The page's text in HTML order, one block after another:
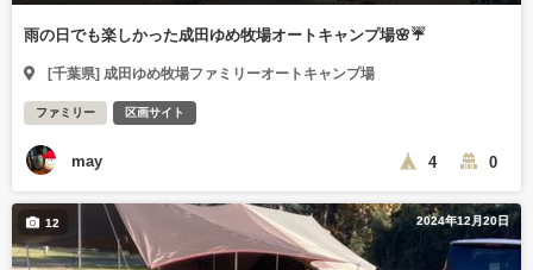
雨の日でも楽しかった成田ゆめ牧場オートキャンプ場🌸☔️
[千葉県] 成田ゆめ牧場ファミリーオートキャンプ場
ファミリー 区画サイト
may 4 0
2024年12月20日
12